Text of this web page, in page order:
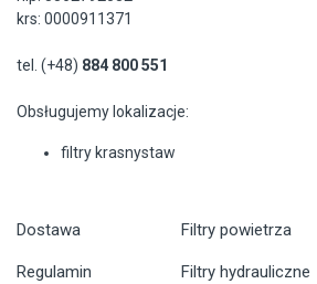
krs: 0000911371
tel. (+48) 884 800 551
Obsługujemy lokalizacje:
filtry krasnystaw
Dostawa
Regulamin
Filtry powietrza
Filtry hydrauliczne